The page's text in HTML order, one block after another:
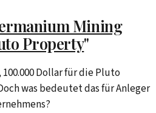
Mining
Property"
Dollar für die Pluto
was bedeutet das für Anleger